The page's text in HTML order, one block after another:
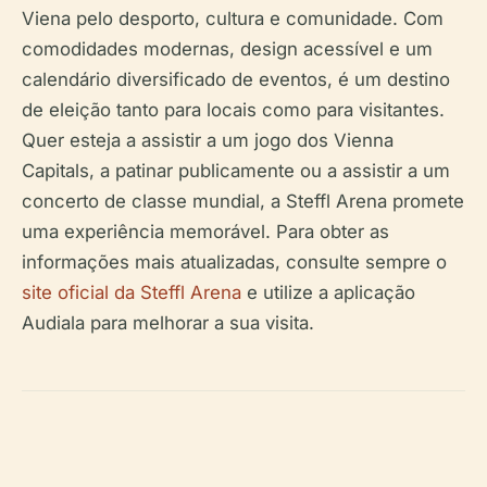
Viena pelo desporto, cultura e comunidade. Com
comodidades modernas, design acessível e um
calendário diversificado de eventos, é um destino
de eleição tanto para locais como para visitantes.
Quer esteja a assistir a um jogo dos Vienna
Capitals, a patinar publicamente ou a assistir a um
concerto de classe mundial, a Steffl Arena promete
uma experiência memorável. Para obter as
informações mais atualizadas, consulte sempre o
site oficial da Steffl Arena e utilize a aplicação
Audiala para melhorar a sua visita.